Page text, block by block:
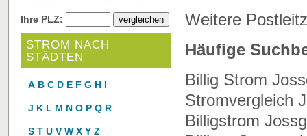
Ihre PLZ:
STROM NACH
STÄDTEN
A B C D E F G H I
J K L M N O P Q R
S T U V W X Y Z
Weitere
Häufige
Billig Strom
Stromvergleich
Billigstrom